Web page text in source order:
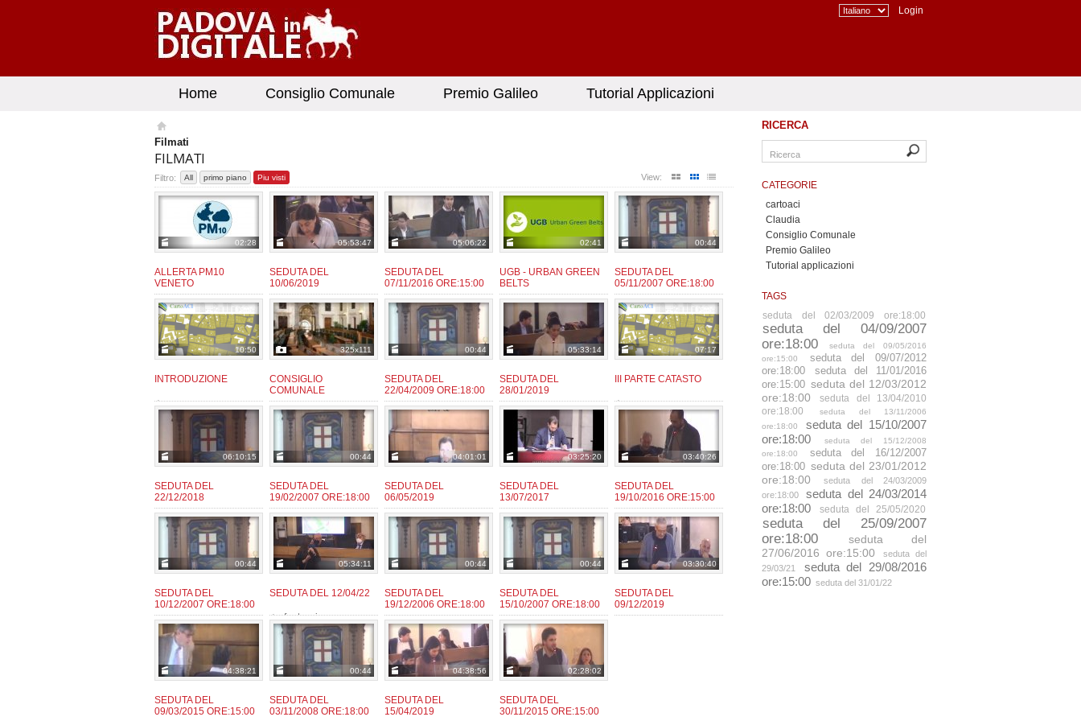
Login
Home Consiglio Comunale Premio Galileo Tutorial Applicazioni
RICERCA
CATEGORIE
cartoaci
Claudia
Consiglio Comunale
Premio Galileo
Tutorial applicazioni
TAGS
seduta del 02/03/2009 ore:18:00
seduta del 04/09/2007
ore:18:00
seduta del 09/05/2016
ore:15:00
seduta del 09/07/2012
ore:18:00
seduta del 11/01/2016
ore:15:00 seduta del 12/03/2012
ore:18:00
seduta del 13/04/2010
ore:18:00
seduta del 13/11/2006
ore:18:00
seduta del 15/10/2007
ore:18:00
seduta del 15/12/2008
ore:18:00
seduta del 16/12/2007
ore:18:00 seduta del 23/01/2012
ore:18:00
seduta del 24/03/2009
ore:18:00
seduta del 24/03/2014
ore:18:00
seduta del 25/05/2020
seduta del 25/09/2007
ore:18:00
seduta del
27/06/2016 ore:15:00
seduta del
29/03/21
seduta del 29/08/2016
ore:15:00 seduta del 31/01/22
Filmati
FILMATI
Filtro: All primo piano Piu visti View:
02:28
ALLERTA PM10
VENETO
da:admin
05:53:47
SEDUTA DEL
10/06/2019
da:admin
05:06:22
SEDUTA DEL
07/11/2016 ORE:15:00
da:admin
02:41
UGB - URBAN GREEN
BELTS
da:admin
00:44
SEDUTA DEL
05/11/2007 ORE:18:00
da:admin
10:50
INTRODUZIONE
da:user
325x111
CONSIGLIO
COMUNALE
da:admin
00:44
SEDUTA DEL
22/04/2009 ORE:18:00
da:admin
05:33:14
SEDUTA DEL
28/01/2019
giaconm
07:17
III PARTE CATASTO
da:user
06:10:15
SEDUTA DEL
22/12/2018
da:giaconm
00:44
SEDUTA DEL
19/02/2007 ORE:18:00
da:admin
04:01:01
SEDUTA DEL
06/05/2019
da:giaconm
03:25:20
SEDUTA DEL
13/07/2017
da:admin
03:40:26
SEDUTA DEL
19/10/2016 ORE:15:00
da:admin
00:44
SEDUTA DEL
10/12/2007 ORE:18:00
da:admin
05:34:11
SEDUTA DEL 12/04/22
da:fantozzie
00:44
SEDUTA DEL
19/12/2006 ORE:18:00
da:admin
00:44
SEDUTA DEL
15/10/2007 ORE:18:00
da:admin
03:30:40
SEDUTA DEL
09/12/2019
04:38:21
SEDUTA DEL
09/03/2015 ORE:15:00
00:44
SEDUTA DEL
03/11/2008 ORE:18:00
04:38:56
SEDUTA DEL
15/04/2019
02:28:02
SEDUTA DEL
30/11/2015 ORE:15:00